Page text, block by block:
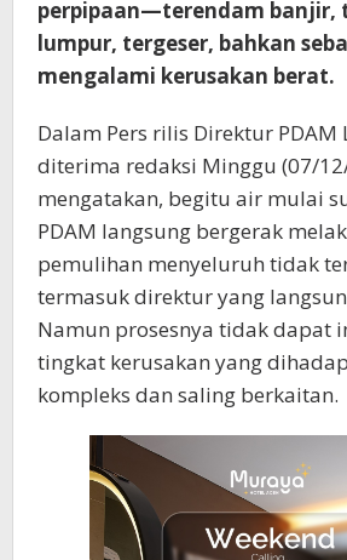
perpipaan—terendam banjir,
lumpur, tergeser, bahkan
mengalami kerusakan berat.
Dalam Pers rilis Direktur PDAM
diterima redaksi Minggu (07/
mengatakan, begitu air mulai
PDAM langsung bergerak
pemulihan menyeluruh tidak
termasuk direktur yang
Namun prosesnya tidak dapat
tingkat kerusakan yang
kompleks dan saling berkaitan.